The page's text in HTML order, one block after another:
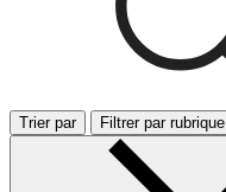
Trier par Filtrer par rubrique